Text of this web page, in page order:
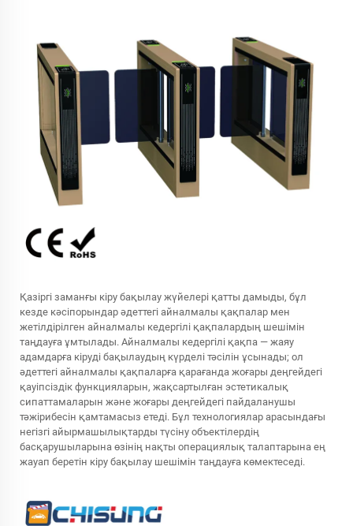
Қазіргі заманғы кіру бақылау жүйелері қатты дамыды, бұл
кезде кәсіпорындар әдеттегі айналмалы қақпалар мен
жетілдірілген айналмалы кедергілі қақпалардың шешімін
таңдауға ұмтылады. Айналмалы кедергілі қақпа — жаяу
адамдарға кіруді бақылаудың күрделі тәсілін ұсынады; ол
әдеттегі айналмалы қақпаларға қарағанда жоғары деңгейдегі
қауіпсіздік функцияларын, жақсартылған эстетикалық
сипаттамаларын және жоғары деңгейдегі пайдаланушы
тәжірибесін қамтамасыз етеді. Бұл технологиялар арасындағы
негізгі айырмашылықтарды түсіну объектілердің
басқарушыларына өзінің нақты операциялық талаптарына ең
жауап беретін кіру бақылау шешімін таңдауға көмектеседі.